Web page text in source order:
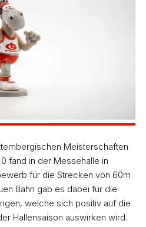
Meisterschaften
fand in der Messehalle in
für die Strecken von 60m
Bahn gab es dabei für die
welche sich positiv auf die
Hallensaison auswirken wird.